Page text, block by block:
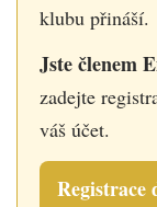
klubu přináší.
Jste členem
zadejte
váš účet.
Registrace